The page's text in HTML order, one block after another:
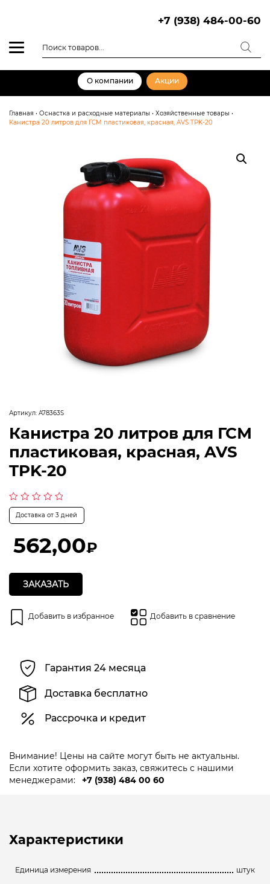
+7 (938) 484-00-60
товаров
О компании Акции
Главная • Оснастка и расходные материалы • Хозяйственные товары •
Канистра 20 литров для ГСМ пластиковая, красная, AVS TPK-20
Артикул: A78363S
Канистра 20 литров для ГСМ
пластиковая, красная, AVS
TPK-20
Оценка
из
Доставка от 3 дней
562,00₽
ЗАКАЗАТЬ
Добавить в избранное Добавить в сравнение
Гарантия 24 месяца
Доставка бесплатно
Рассрочка и кредит
Внимание! Цены на сайте могут быть не актуальны.
Если хотите оформить заказ, свяжитесь с нашими
менеджерами:
+7 (938) 484 00 60
Характеристики
Единица измерения штук